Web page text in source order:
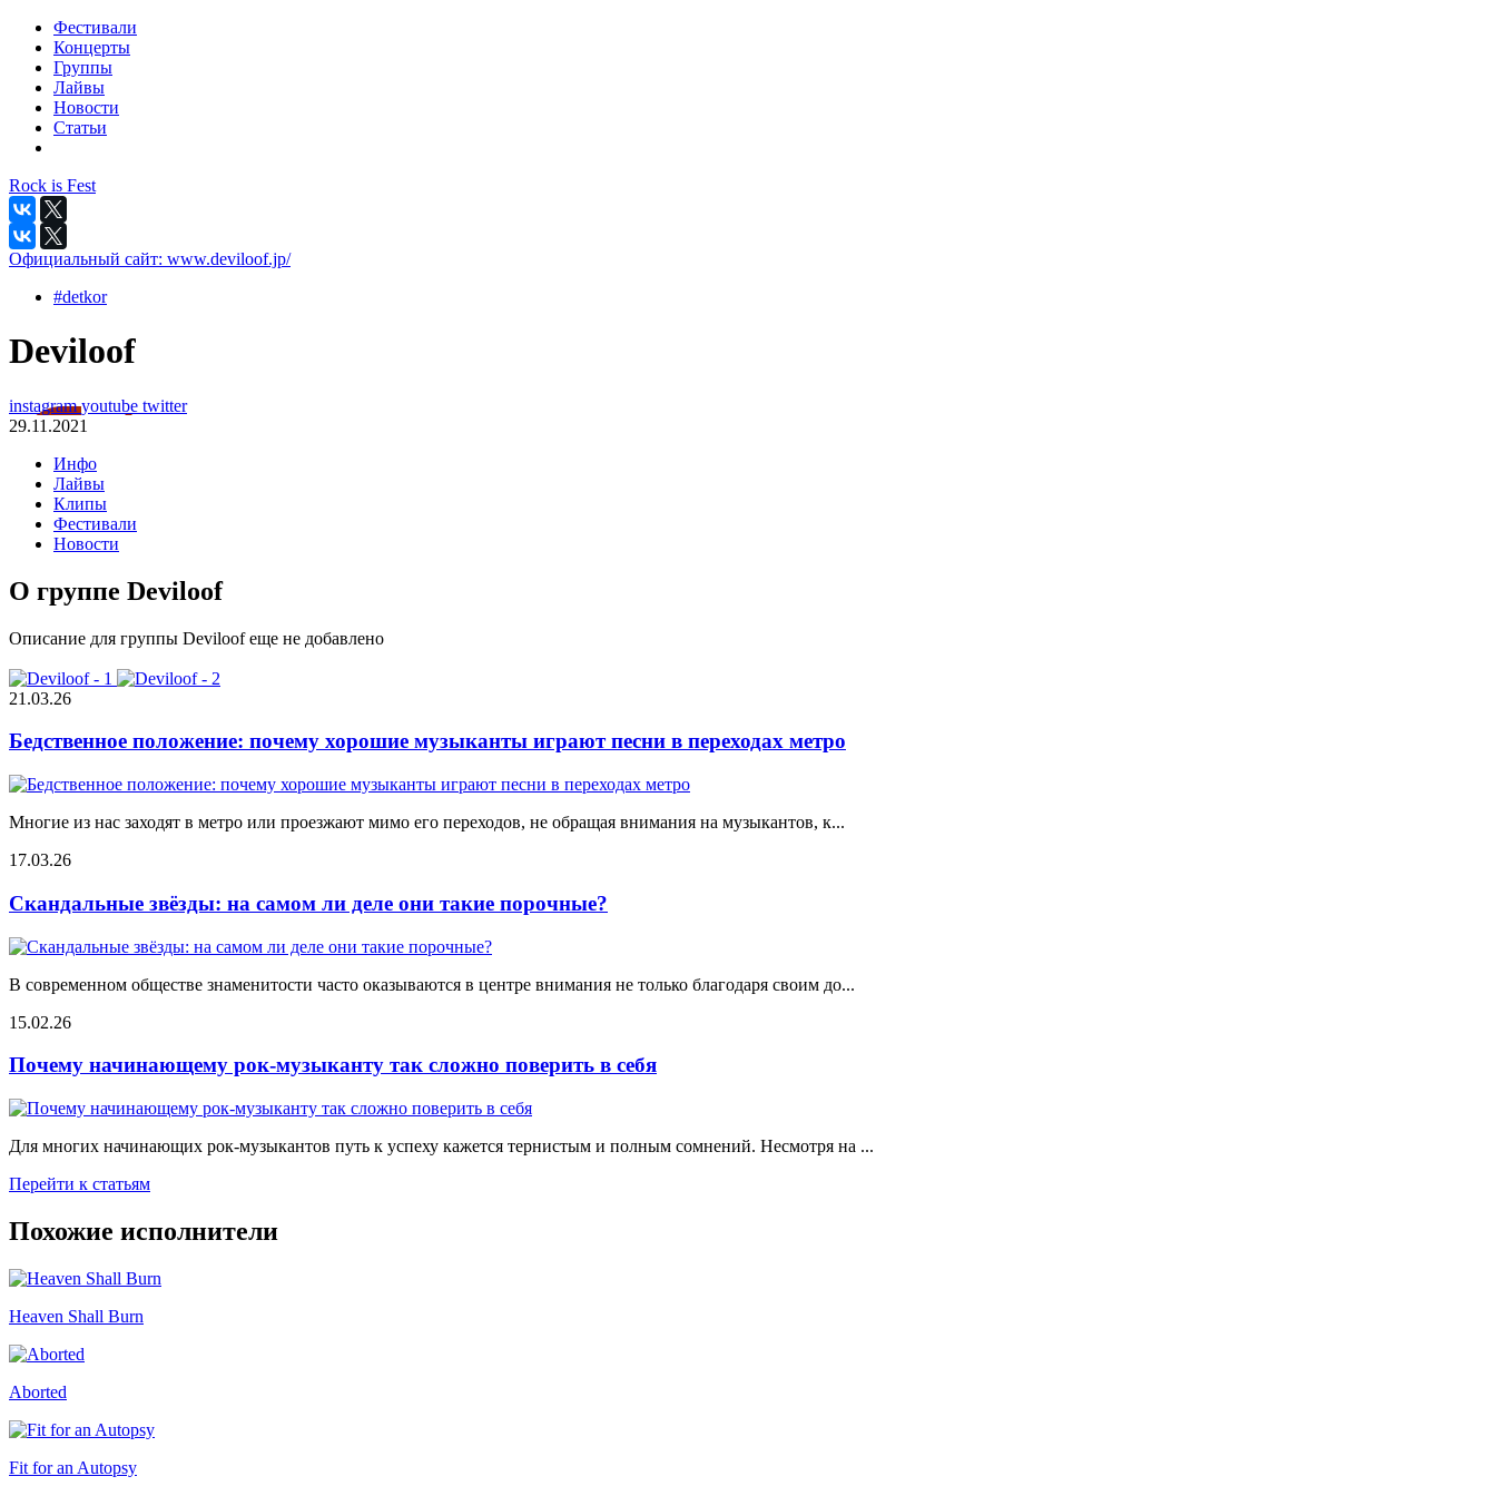
Фестивали
Концерты
Группы
Лайвы
Новости
Статьи
Rock is Fest
Официальный сайт: www.deviloof.jp/
#detkor
Deviloof
instagramyoutube twitter
29.11.2021
Инфо
Лайвы
Клипы
Фестивали
Новости
О группе Deviloof
Описание для группы Deviloof еще не добавлено
21.03.26
Бедственное положение: почему хорошие музыканты играют песни в переходах метро
Многие из нас заходят в метро или проезжают мимо его переходов, не обращая внимания на музыкантов, к...
17.03.26
Скандальные звёзды: на самом ли деле они такие порочные?
В современном обществе знаменитости часто оказываются в центре внимания не только благодаря своим до...
15.02.26
Почему начинающему рок-музыканту так сложно поверить в себя
Для многих начинающих рок-музыкантов путь к успеху кажется тернистым и полным сомнений. Несмотря на ...
Перейти к статьям
Похожие исполнители
Heaven Shall Burn
Aborted
Fit for an Autopsy